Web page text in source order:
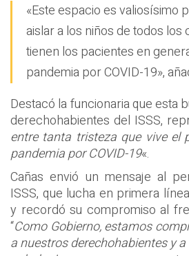
«Este espacio es valiosísimo
aislar a los niños de todos los
tienen los pacientes en
pandemia por COVID-19»,
Destacó la funcionaria que esta
derechohabientes del ISSS,
entre tanta tristeza que vive el
pandemia por COVID-19«.
Cañas envió un mensaje al
ISSS, que lucha en primera
y recordó su compromiso al
“Como Gobierno, estamos
a nuestros derechohabientes y